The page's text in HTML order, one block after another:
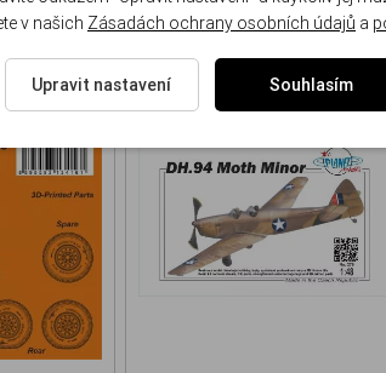
NOVINKA NOVINKA
v našich Zásadách ochrany osobních údajů a
Upravit nastavení Souhlasím